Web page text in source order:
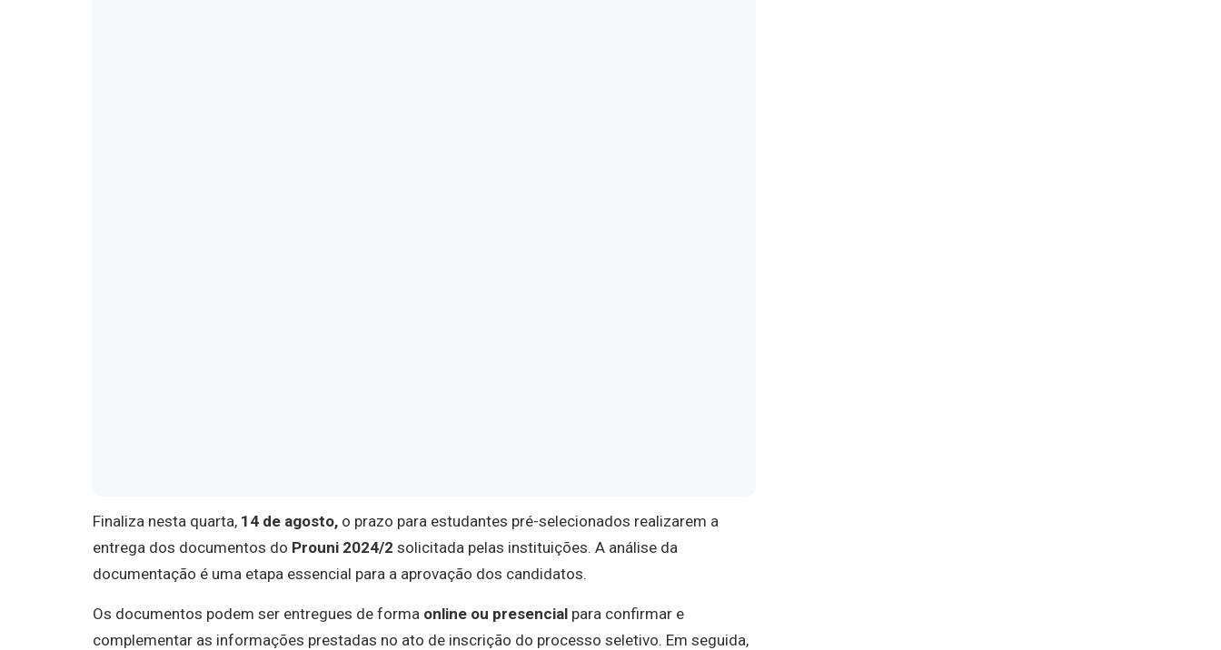
Finaliza nesta quarta, 14 de agosto, o prazo para estudantes pré-selecionados realizarem a
entrega dos documentos do Prouni 2024/2 solicitada pelas instituições. A análise da
documentação é uma etapa essencial para a aprovação dos candidatos.
Os documentos podem ser entregues de forma online ou presencial para confirmar e
complementar as informações prestadas no ato de inscrição do processo seletivo. Em seguida,